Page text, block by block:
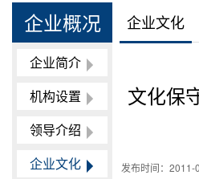
企业概况
企业简介
机构设置
领导介绍
企业文化
企业文化
文化保
发布时间： 2011-